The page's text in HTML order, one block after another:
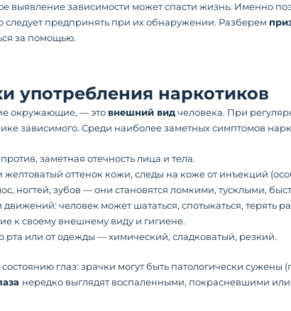
выявление зависимости может спасти жизнь. Именно
предпринять при их обнаружении. Разберем
за помощью.
употребления наркотиков
окружающие, — это внешний видчеловека. При
зависимого. Среди наиболее заметных симптомов
заметная отечность лица и тела.
желтоватый оттенок кожи, следы на коже от инъекций
ногтей, зубов — они становятся ломкими, тусклыми,
человек может шататься, спотыкаться, терять
к своему внешнему виду и гигиене.
рта или от одежды — химический, сладковатый, резкий.
глаз: зрачки могут быть патологически
нередко выглядят воспаленными, покрасневшими